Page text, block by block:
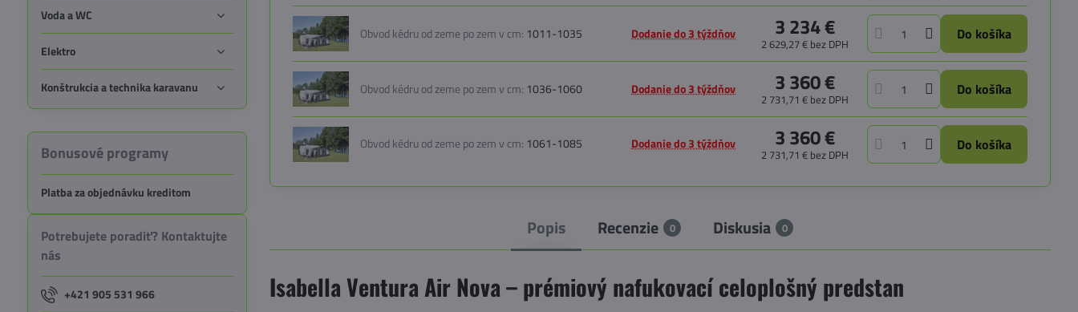
Obvod kédru od zeme po zem v cm: 1011-1035 Dodanie do 3 týždňov 3 234 €
2 629,27 € bez DPH
Do košíka
Obvod kédru od zeme po zem v cm: 1036-1060 Dodanie do 3 týždňov 3 360 €
2 731,71 € bez DPH
Do košíka
Obvod kédru od zeme po zem v cm: 1061-1085 Dodanie do 3 týždňov 3 360 €
2 731,71 € bez DPH
Do košíka
Popis Recenzie 0 Diskusia 0
Isabella Ventura Air Nova – prémiový nafukovací celoplošný predstan
Voda a WC
Elektro
Konštrukcia a technika karavanu
Bonusové programy
Platba za objednávku kreditom
Potrebujete poradiť? Kontaktujte
nás
+421 905 531 966